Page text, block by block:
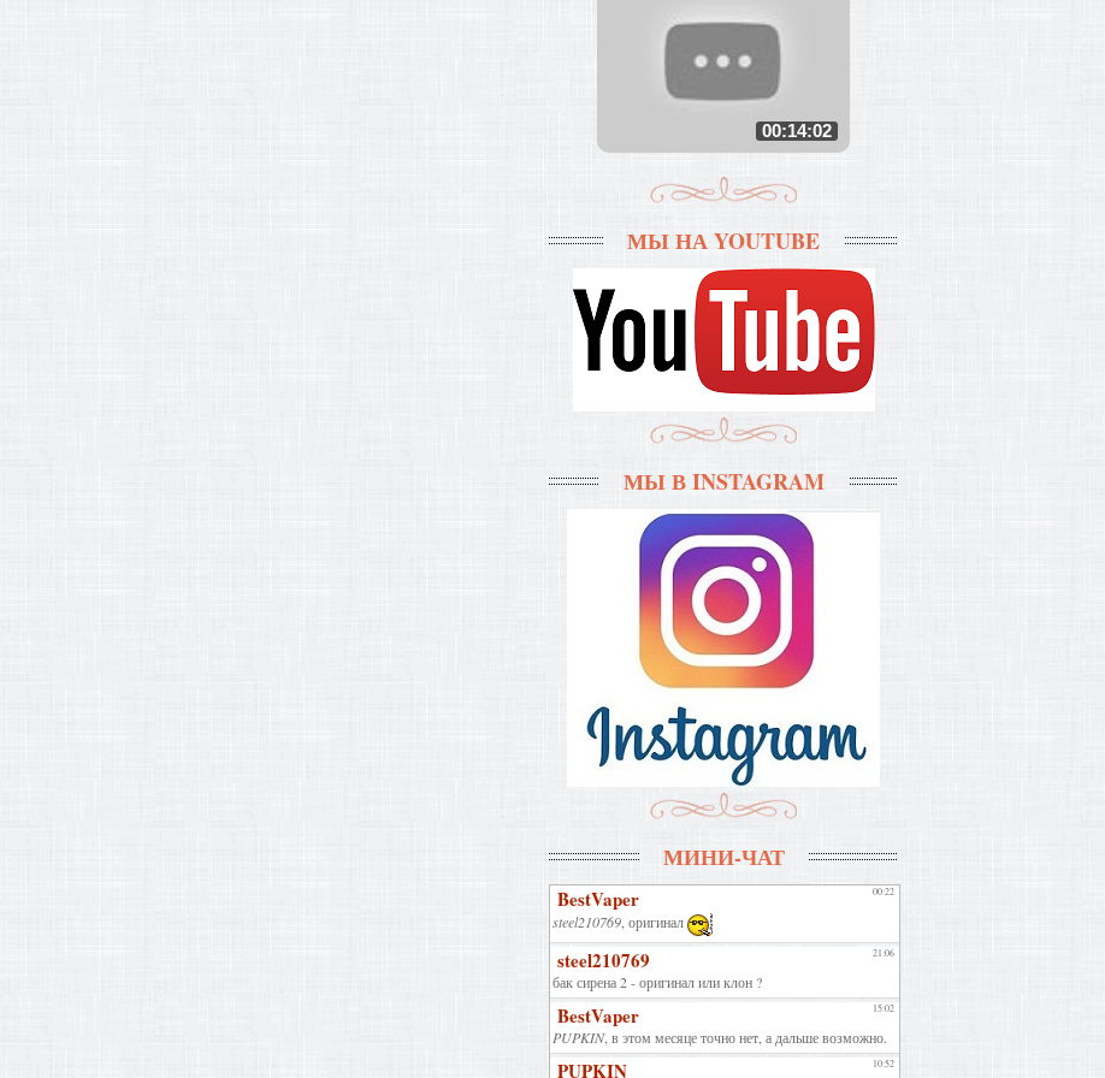
00:14:02
МЫ НА YOUTUBE
МЫ В INSTAGRAM
МИНИ-ЧАТ